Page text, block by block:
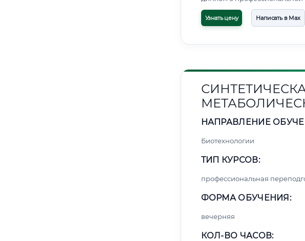
Узнать цену Написать в Max
НАПРАВЛЕНИЕ
Биотехнологии
ТИП КУРСОВ:
профессиональная
ФОРМА ОБУЧЕНИЯ:
вечерняя
КОЛ-ВО ЧАСОВ: